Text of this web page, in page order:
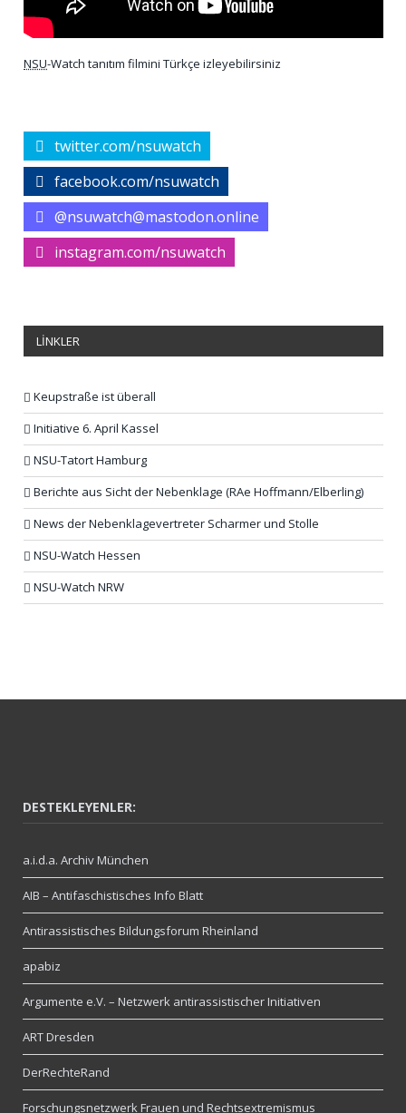
NSU-Watch tanıtım filmini Türkçe izleyebilirsiniz
twitter.com/nsuwatch
facebook.com/nsuwatch
@nsuwatch@mastodon.online
instagram.com/nsuwatch
LİNKLER
Keupstraße ist überall
Initiative 6. April Kassel
NSU-Tatort Hamburg
Berichte aus Sicht der Nebenklage (RAe Hoffmann/Elberling)
News der Nebenklagevertreter Scharmer und Stolle
NSU-Watch Hessen
NSU-Watch NRW
DESTEKLEYENLER:
a.i.d.a. Archiv München
AIB – Antifaschistisches Info Blatt
Antirassistisches Bildungsforum Rheinland
apabiz
Argumente e.V. – Netzwerk antirassistischer Initiativen
ART Dresden
DerRechteRand
Forschungsnetzwerk Frauen und Rechtsextremismus